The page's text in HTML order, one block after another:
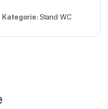
Kategorie: Stand WC